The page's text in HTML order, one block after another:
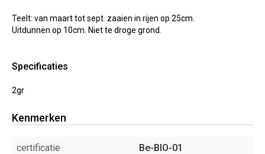
Teelt: van maart tot sept. zaaien in rijen op 25cm.
Uitdunnen op 10cm. Niet te droge grond.
Specificaties
2gr
Kenmerken
certificatie
Be-BIO-01